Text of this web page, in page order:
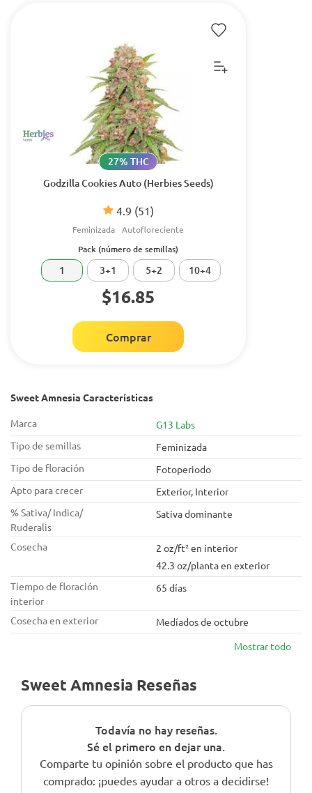
Godzilla Cookies Auto (Herbies Seeds)
4.9 (51)
27% THC
Feminizada Autofloreciente
Pack (número de semillas)
1 3+1 5+2 10+4
$16.85
Comprar
Sweet Amnesia Características
Marca
G13 Labs
Tipo de semillas
Feminizada
Tipo de floración
Fotoperiodo
Apto para crecer
Exterior, Interior
% Sativa/ Indica/
Ruderalis
Sativa dominante
Cosecha
2 oz/ft² en interior
42.3 oz/planta en exterior
Tiempo de floración
interior
65 días
Cosecha en exterior
Medíados de octubre
Mostrar todo
Sweet Amnesia Reseñas
Todavía no hay reseñas.
Sé el primero en dejar una.
Comparte tu opinión sobre el producto que has
comprado: ¡puedes ayudar a otros a decidirse!